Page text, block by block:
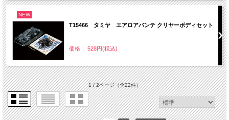
NEW
T15466 タミヤ エアロアバンテ クリヤーボディセット
価格： 528円(税込)
1 / 2ページ（全22件）